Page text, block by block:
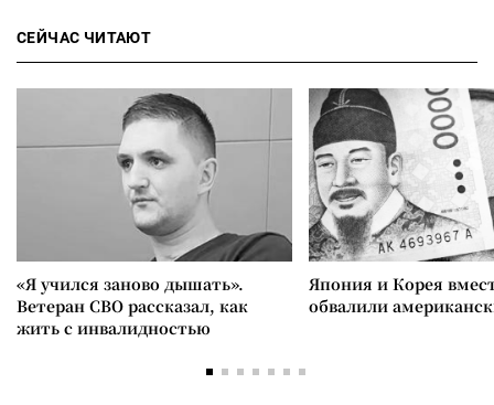
СЕЙЧАС ЧИТАЮТ
«Я учился заново дышать».
Ветеран СВО рассказал, как
жить с инвалидностью
Япония и Корея
обвалили